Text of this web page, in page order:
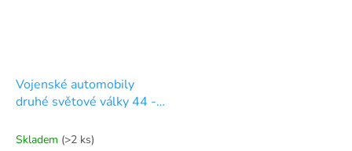
Vojenské automobily
druhé světové války 44 -
Skladem (>2 ks)